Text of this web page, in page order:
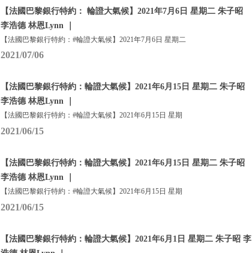
【法國巴黎銀行特約： 輪證大氣候】2021年7月6日 星期二 朱子昭
李浩德 林恩Lynn ｜
【法國巴黎銀行特約：#輪證大氣候】2021年7月6日 星期二
2021/07/06
【法國巴黎銀行特約：輪證大氣候】2021年6月15日 星期二 朱子昭
李浩德 林恩Lynn ｜
【法國巴黎銀行特約：#輪證大氣候】2021年6月15日 星期
2021/06/15
【法國巴黎銀行特約：輪證大氣候】2021年6月15日 星期二 朱子昭
李浩德 林恩Lynn ｜
【法國巴黎銀行特約：#輪證大氣候】2021年6月15日 星期
2021/06/15
【法國巴黎銀行特約：輪證大氣候】2021年6月1日 星期二 朱子昭 李